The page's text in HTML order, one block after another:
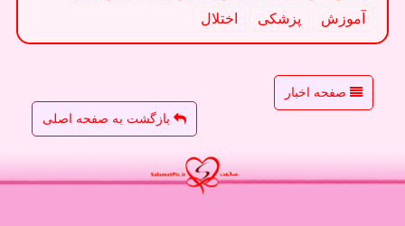
آموزش
پزشكی اختلال
صفحه اخبار
بازگشت به صفحه اصلی